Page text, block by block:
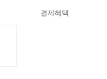
결제혜택